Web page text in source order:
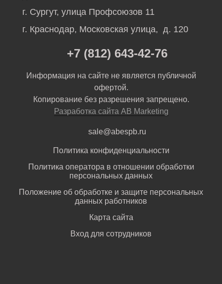
г. Сургут, улица Профсоюзов 11
г. Краснодар, Московская улица, д. 120
+7 (812) 643-42-76
Информация на сайте не является публичной
офертой.
Копирование без разрешения запрещено.
Разработка сайта AB Marketing
sale@abespb.ru
Политика конфиденциальности
Политика оператора в отношении обработки
персональных данных
Положение об обработке и защите персональных
данных работников
Карта сайта
Вход для сотрудников